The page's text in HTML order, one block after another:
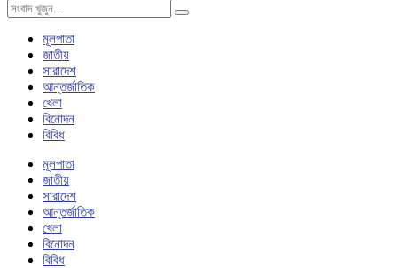
মূলপাতা
জাতীয়
সারাদেশ
আন্তর্জাতিক
খেলা
বিনোদন
বিবিধ
মূলপাতা
জাতীয়
সারাদেশ
আন্তর্জাতিক
খেলা
বিনোদন
বিবিধ